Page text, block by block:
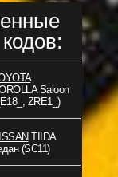
Saloon
ZRE1_)
TIIDA
(SC11)